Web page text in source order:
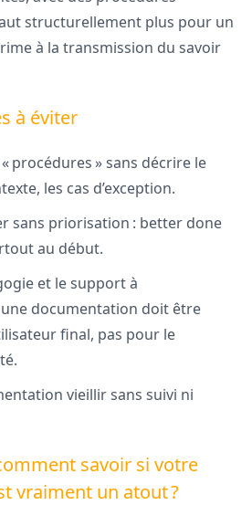
structurellement plus pour un
à la transmission du savoir
à éviter
procédures » sans décrire le
les cas d’exception.
sans priorisation : better done
au début.
et le support à
une documentation doit être
final, pas pour le
vieillir sans suivi ni
savoir si votre
vraiment un atout ?